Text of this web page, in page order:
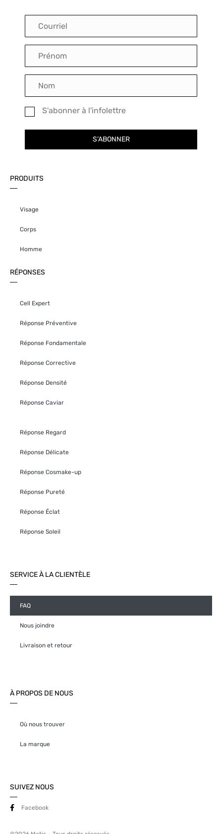
S'abonner à l'infolettre
S’ABONNER
PRODUITS
Visage
Corps
Homme
RÉPONSES
Cell Expert
Réponse Préventive
Réponse Fondamentale
Réponse Corrective
Réponse Densité
Réponse Caviar
Réponse Regard
Réponse Délicate
Réponse Cosmake-up
Réponse Pureté
Réponse Éclat
Réponse Soleil
SERVICE À LA CLIENTÈLE
FAQ
Nous joindre
Livraison et retour
À PROPOS DE NOUS
Où nous trouver
La marque
SUIVEZ NOUS
Facebook